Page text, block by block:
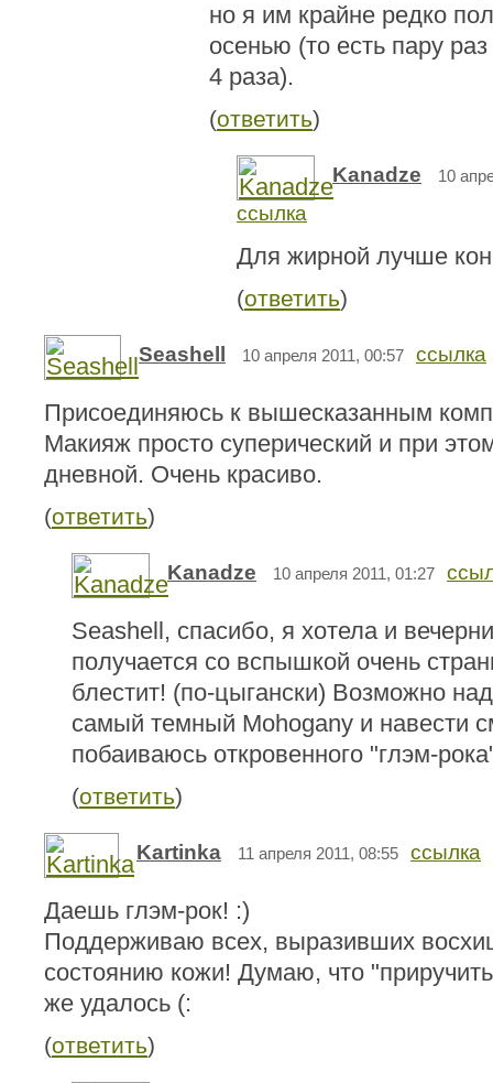
но я им крайне редко
осенью (то есть пару
4 раза).
(ответить)
Kanadze 10
ссылка
Для жирной лучше
(ответить)
Seashell 10 апреля 2011, 00:57 ссылка
Присоединяюсь к вышесказанным
Макияж просто суперический и при
дневной. Очень красиво.
(ответить)
Kanadze 10 апреля 2011, 01:27
Seashell, спасибо, я хотела и
получается со вспышкой очень
блестит! (по-цыгански) Возможно
самый темный Mohogany и навести
побаиваюсь откровенного "глэм-
(ответить)
Kartinka 11 апреля 2011, 08:55 ссылка
Даешь глэм-рок! :)
Поддерживаю всех, выразивших
состоянию кожи! Думаю, что
же удалось (:
(ответить)